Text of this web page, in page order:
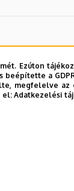
Ezúton
a
megfelelve
el:Adatkezelési